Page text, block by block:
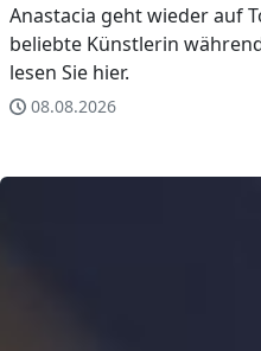
Anastacia geht wieder auf
beliebte Künstlerin
lesen Sie hier.
08.08.2026